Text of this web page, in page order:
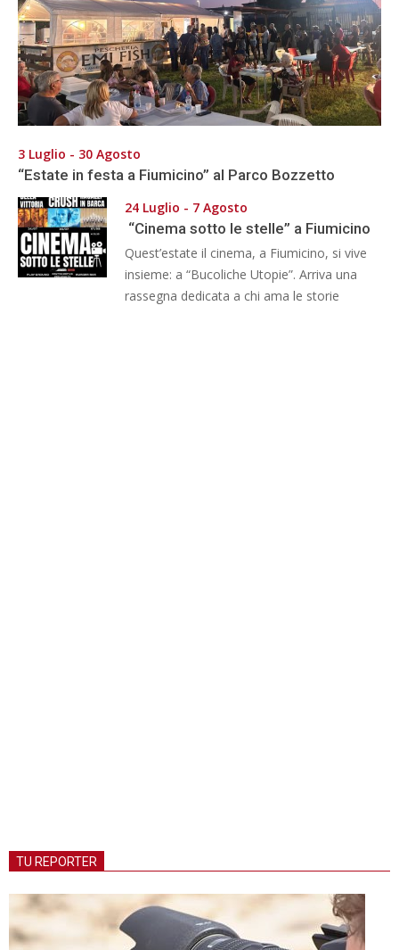
3 Luglio - 30 Agosto
“Estate in festa a Fiumicino” al Parco Bozzetto
24 Luglio - 7 Agosto
“Cinema sotto le stelle” a Fiumicino
Quest’estate il cinema, a Fiumicino, si vive
insieme: a “Bucoliche Utopie”. Arriva una
rassegna dedicata a chi ama le storie
TU REPORTER